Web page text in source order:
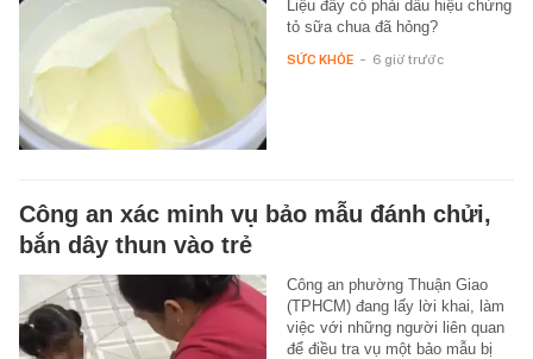
Liệu đây có phải dấu hiệu chứng
tỏ sữa chua đã hỏng?
SỨC KHỎE - 6 giờ trước
Công an xác minh vụ bảo mẫu đánh chửi,
bắn dây thun vào trẻ
Công an phường Thuận Giao
(TPHCM) đang lấy lời khai, làm
việc với những người liên quan
để điều tra vụ một bảo mẫu bị